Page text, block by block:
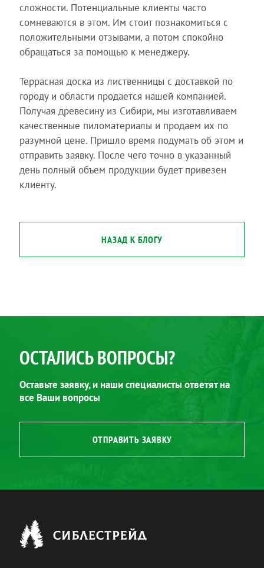
сложности. Потенциальные клиенты часто
сомневаются в этом. Им стоит познакомиться с
положительными отзывами, а потом спокойно
обращаться за помощью к менеджеру.
Террасная доска из лиственницы с доставкой по
городу и области продается нашей компанией.
Получая древесину из Сибири, мы изготавливаем
качественные пиломатериалы и продаем их по
разумной цене. Пришло время подумать об этом и
отправить заявку. После чего точно в указанный
день полный объем продукции будет привезен
клиенту.
НАЗАД К БЛОГУ
ОСТАЛИСЬ ВОПРОСЫ?
Оставьте заявку, и наши специалисты ответят на
все Ваши вопросы
ОТПРАВИТЬ ЗАЯВКУ